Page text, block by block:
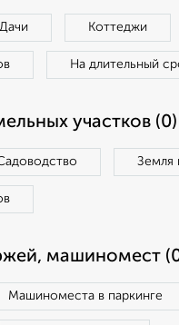
Дачи Коттеджи
На длительный
участков (0)
Земля
машиномест
Машиноместа в паркинге